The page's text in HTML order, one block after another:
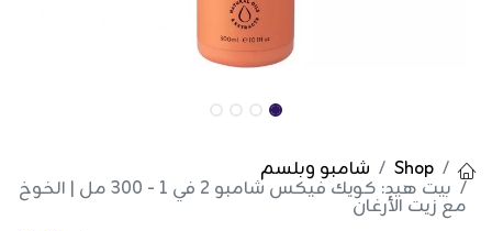
Shop شامبو وبلسم
بيت هيد: كويك فيكس شامبو 2 في 1 - 300 مل | الخوخ
مع زيت الأرغان